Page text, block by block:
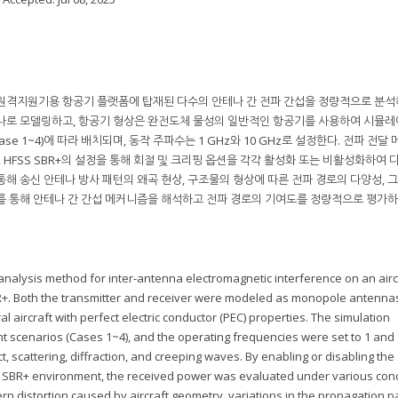
지원기용 항공기 플랫폼에 탑재된 다수의 안테나 간 전파 간섭을 정량적으로 분
모델링하고, 항공기 형상은 완전도체 물성의 일반적인 항공기를 사용하여 시뮬
1~4)에 따라 배치되며, 동작 주파수는 1 GHz와 10 GHz로 설정한다. 전파 전달
SBR+의 설정을 통해 회절 및 크리핑 옵션을 각각 활성화 또는 비활성화하여
송신 안테나 방사 패턴의 왜곡 현상, 구조물의 형상에 따른 전파 경로의 다양성,
통해 안테나 간 간섭 메커니즘을 해석하고 전파 경로의 기여도를 정량적으로 평가
method for inter-antenna electromagnetic interference on an
Both the transmitter and receiver were modeled as monopole
aircraft with perfect electric conductor (PEC) properties. The simulation
(Cases 1~4), and the operating frequencies were set to 1 and
scattering, diffraction, and creeping waves. By enabling or disabling the
environment, the received power was evaluated under various